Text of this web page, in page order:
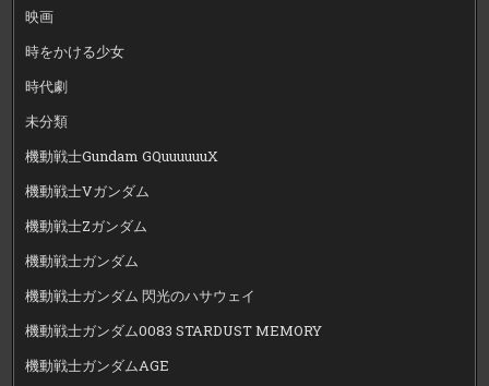
映画
時をかける少女
時代劇
未分類
機動戦士Gundam GQuuuuuuX
機動戦士Vガンダム
機動戦士Zガンダム
機動戦士ガンダム
機動戦士ガンダム 閃光のハサウェイ
機動戦士ガンダム0083 STARDUST MEMORY
機動戦士ガンダムAGE